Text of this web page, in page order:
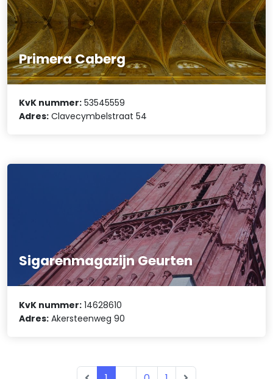
Primera Caberg
KvK nummer: 53545559
Adres: Clavecymbelstraat 54
Sigarenmagazijn Geurten
KvK nummer: 14628610
Adres: Akersteenweg 90